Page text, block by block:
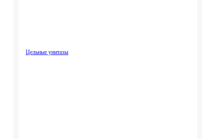
Цельные унитазы